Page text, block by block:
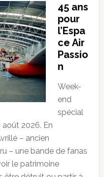
45 ans
pour
l’Espa
ce Air
Passio
n
Week-
end
spécial
2026. En
– ancien
– une bande de fanas
le patrimoine